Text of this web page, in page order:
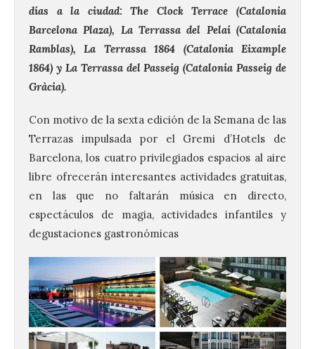
días a la ciudad: The Clock Terrace (Catalonia
Barcelona Plaza), La Terrassa del Pelai (Catalonia
Ramblas), La Terrassa 1864 (Catalonia Eixample
1864) y La Terrassa del Passeig (Catalonia Passeig de
Gràcia).
Con motivo de la sexta edición de la Semana de las
Terrazas impulsada por el Gremi d’Hotels de
Barcelona, los cuatro privilegiados espacios al aire
libre ofrecerán interesantes actividades gratuitas,
en las que no faltarán música en directo,
espectáculos de magia, actividades infantiles y
degustaciones gastronómicas